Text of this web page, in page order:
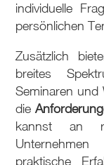
individuelle
persönlichen
Zusätzlich
breites
Seminaren
die
kannst an
praktische